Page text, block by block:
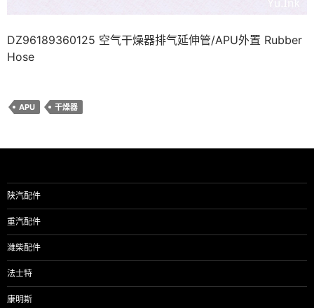
DZ96189360125 空气干燥器排气延伸管/APU外置 Rubber
Hose
APU 干燥器
陕汽配件
重汽配件
潍柴配件
法士特
康明斯